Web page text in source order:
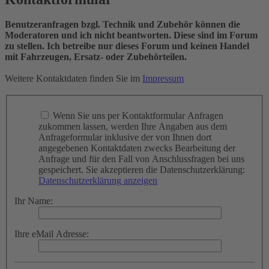
Benutzeranfragen bzgl. Technik und Zubehör können die
Moderatoren und ich nicht beantworten. Diese sind im Forum
zu stellen. Ich betreibe nur dieses Forum und keinen Handel
mit Fahrzeugen, Ersatz- oder Zubehörteilen.
Weitere Kontaktdaten finden Sie im Impressum
Wenn Sie uns per Kontaktformular Anfragen
zukommen lassen, werden Ihre Angaben aus dem
Anfrageformular inklusive der von Ihnen dort
angegebenen Kontaktdaten zwecks Bearbeitung der
Anfrage und für den Fall von Anschlussfragen bei uns
gespeichert. Sie akzeptieren die Datenschutzerklärung:
Datenschutzerklärung anzeigen
Ihr Name:
Ihre eMail Adresse: